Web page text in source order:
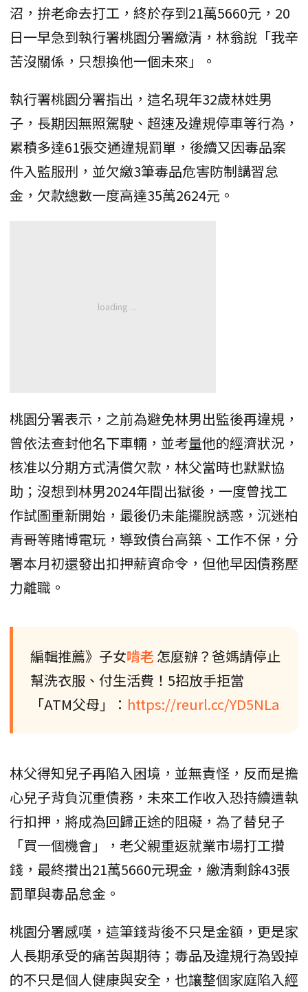
沼，拚老命去打工，終於存到21萬5660元，20
日一早急到執行署桃園分署繳清，林翁說「我辛
苦沒關係，只想換他一個未來」。
執行署桃園分署指出，這名現年32歲林姓男
子，長期因無照駕駛、超速及違規停車等行為，
累積多達61張交通違規罰單，後續又因毒品案
件入監服刑，並欠繳3筆毒品危害防制講習怠
金，欠款總數一度高達35萬2624元。
桃園分署表示，之前為避免林男出監後再違規，
曾依法查封他名下車輛，並考量他的經濟狀況，
核准以分期方式清償欠款，林父當時也默默協
助；沒想到林男2024年間出獄後，一度曾找工
作試圖重新開始，最後仍未能擺脫誘惑，沉迷柏
青哥等賭博電玩，導致債台高築、工作不保，分
署本月初還發出扣押薪資命令，但他早因債務壓
力離職。
編輯推薦》子女啃老 怎麼辦？爸媽請停止
幫洗衣服、付生活費！5招放手拒當
「ATM父母」： https://reurl.cc/YD5NLa
林父得知兒子再陷入困境，並無責怪，反而是擔
心兒子背負沉重債務，未來工作收入恐持續遭執
行扣押，將成為回歸正途的阻礙，為了替兒子
「買一個機會」，老父親重返就業市場打工攢
錢，最終攢出21萬5660元現金，繳清剩餘43張
罰單與毒品怠金。
桃園分署感嘆，這筆錢背後不只是金額，更是家
人長期承受的痛苦與期待；毒品及違規行為毀掉
的不只是個人健康與安全，也讓整個家庭陷入經